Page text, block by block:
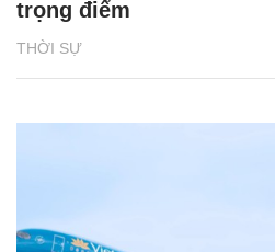
THỜI SỰ
trọng điểm